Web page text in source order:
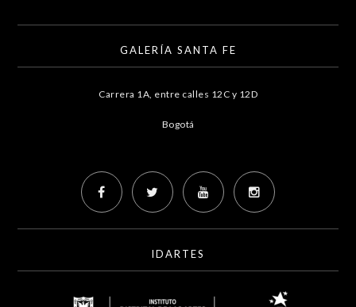
GALERÍA SANTA FE
Carrera 1A, entre calles 12C y 12D
Bogotá
IDARTES